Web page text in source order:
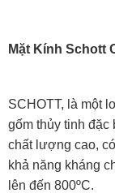
Mặt Kính Schott
SCHOTT, là một
gốm thủy tinh đặc
chất lượng cao,
khả năng kháng
lên đến 800ºC.